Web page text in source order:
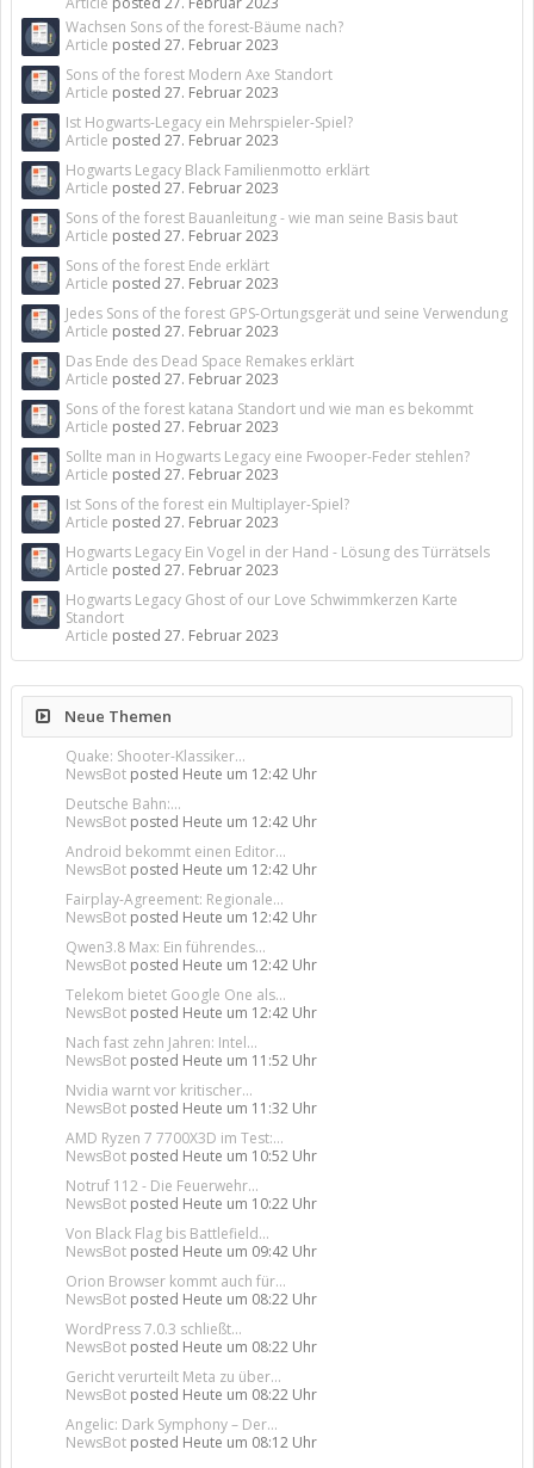
Wachsen Sons of the forest-Bäume nach?
Article posted 27. Februar 2023
Sons of the forest Modern Axe Standort
Article posted 27. Februar 2023
Ist Hogwarts-Legacy ein Mehrspieler-Spiel?
Article posted 27. Februar 2023
Hogwarts Legacy Black Familienmotto erklärt
Article posted 27. Februar 2023
Sons of the forest Bauanleitung - wie man seine Basis baut
Article posted 27. Februar 2023
Sons of the forest Ende erklärt
Article posted 27. Februar 2023
Jedes Sons of the forest GPS-Ortungsgerät und seine Verwendung
Article posted 27. Februar 2023
Das Ende des Dead Space Remakes erklärt
Article posted 27. Februar 2023
Sons of the forest katana Standort und wie man es bekommt
Article posted 27. Februar 2023
Sollte man in Hogwarts Legacy eine Fwooper-Feder stehlen?
Article posted 27. Februar 2023
Ist Sons of the forest ein Multiplayer-Spiel?
Article posted 27. Februar 2023
Hogwarts Legacy Ein Vogel in der Hand - Lösung des Türrätsels
Article posted 27. Februar 2023
Hogwarts Legacy Ghost of our Love Schwimmkerzen Karte
Standort
Article posted 27. Februar 2023
Neue Themen
Quake: Shooter-Klassiker...
NewsBot posted Heute um 12:42 Uhr
Deutsche Bahn:...
NewsBot posted Heute um 12:42 Uhr
Android bekommt einen Editor...
NewsBot posted Heute um 12:42 Uhr
Fairplay-Agreement: Regionale...
NewsBot posted Heute um 12:42 Uhr
Qwen3.8 Max: Ein führendes...
NewsBot posted Heute um 12:42 Uhr
Telekom bietet Google One als...
NewsBot posted Heute um 12:42 Uhr
Nach fast zehn Jahren: Intel...
NewsBot posted Heute um 11:52 Uhr
Nvidia warnt vor kritischer...
NewsBot posted Heute um 11:32 Uhr
AMD Ryzen 7 7700X3D im Test:...
NewsBot posted Heute um 10:52 Uhr
Notruf 112 - Die Feuerwehr...
NewsBot posted Heute um 10:22 Uhr
Von Black Flag bis Battlefield...
NewsBot posted Heute um 09:42 Uhr
Orion Browser kommt auch für...
NewsBot posted Heute um 08:22 Uhr
WordPress 7.0.3 schließt...
NewsBot posted Heute um 08:22 Uhr
Gericht verurteilt Meta zu über...
NewsBot posted Heute um 08:22 Uhr
Angelic: Dark Symphony – Der...
NewsBot posted Heute um 08:12 Uhr